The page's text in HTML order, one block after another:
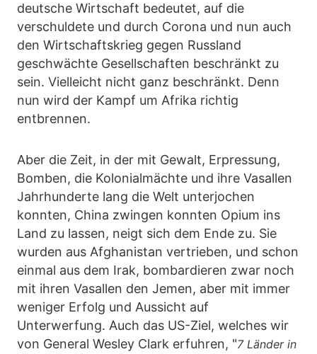
deutsche Wirtschaft bedeutet, auf die
verschuldete und durch Corona und nun auch
den Wirtschaftskrieg gegen Russland
geschwächte Gesellschaften beschränkt zu
sein. Vielleicht nicht ganz beschränkt. Denn
nun wird der Kampf um Afrika richtig
entbrennen.
Aber die Zeit, in der mit Gewalt, Erpressung,
Bomben, die Kolonialmächte und ihre Vasallen
Jahrhunderte lang die Welt unterjochen
konnten, China zwingen konnten Opium ins
Land zu lassen, neigt sich dem Ende zu. Sie
wurden aus Afghanistan vertrieben, und schon
einmal aus dem Irak, bombardieren zwar noch
mit ihren Vasallen den Jemen, aber mit immer
weniger Erfolg und Aussicht auf
Unterwerfung. Auch das US-Ziel, welches wir
von General Wesley Clark erfuhren, "7 Länder in